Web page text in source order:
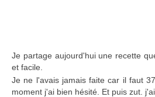
Je partage aujourd'hui une recette
et facile.
Je ne l'avais jamais faite car il faut
moment j'ai bien hésité. Et puis zut.